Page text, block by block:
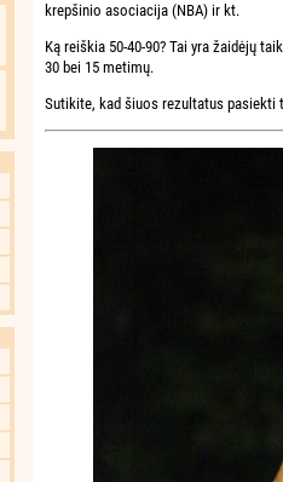
krepšinio asociacija (NBA) ir kt.
Ką reiškia 50-40-90? Tai yra žaidėjų
30 bei 15 metimų.
Sutikite, kad šiuos rezultatus pasiekti